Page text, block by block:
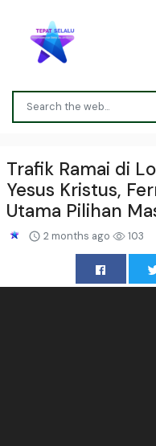
Trafik Ramai di
Yesus Kristus,
Utama Pilihan
2 months ago 103